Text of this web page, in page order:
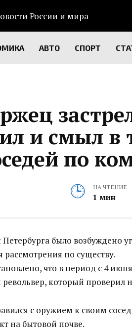
АВТО СПОРТ
и смыл в
по
НА ЧТЕНИЕ
1 мин
было возбуждено
рассмотрения по существу.
что в период с 4
который проверил
с оружием к своим
на бытовой почве.